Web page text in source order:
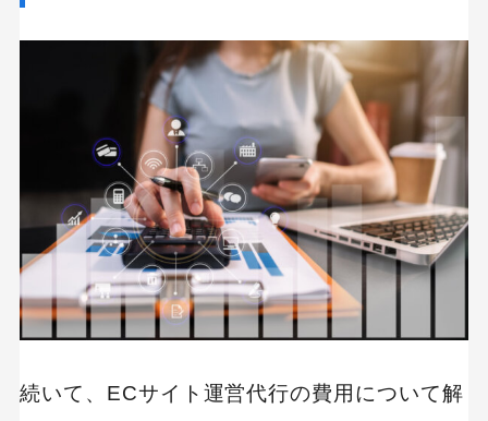
続いて、ECサイト運営代行の費用について解